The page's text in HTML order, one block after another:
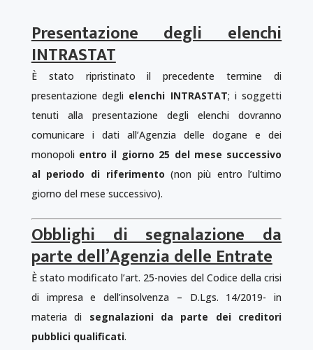
Presentazione degli elenchi
INTRASTAT
È stato ripristinato il precedente termine di
presentazione degli elenchi INTRASTAT; i soggetti
tenuti alla presentazione degli elenchi dovranno
comunicare i dati all’Agenzia delle dogane e dei
monopoli entro il giorno 25 del mese successivo
al periodo di riferimento (non più entro l’ultimo
giorno del mese successivo).
Obblighi di segnalazione da
parte dell’Agenzia delle Entrate
È stato modificato l’art. 25-novies del Codice della crisi
di impresa e dell’insolvenza – D.Lgs. 14/2019- in
materia di segnalazioni da parte dei creditori
pubblici qualificati.